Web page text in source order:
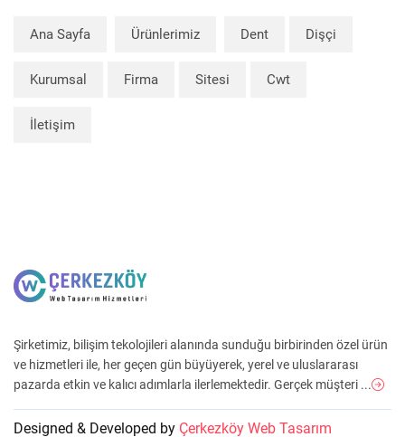
Ana Sayfa Ürünlerimiz Dent Dişçi
Kurumsal Firma Sitesi Cwt
İletişim
Şirketimiz, bilişim tekolojileri alanında sunduğu birbirinden özel ürün
ve hizmetleri ile, her geçen gün büyüyerek, yerel ve uluslararası
pazarda etkin ve kalıcı adımlarla ilerlemektedir. Gerçek müşteri ...
Designed & Developed by Çerkezköy Web Tasarım